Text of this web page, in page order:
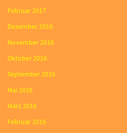
Februar 2017
Dezember 2016
November 2016
Oktober 2016
September 2016
Mai 2016
März 2016
Februar 2016